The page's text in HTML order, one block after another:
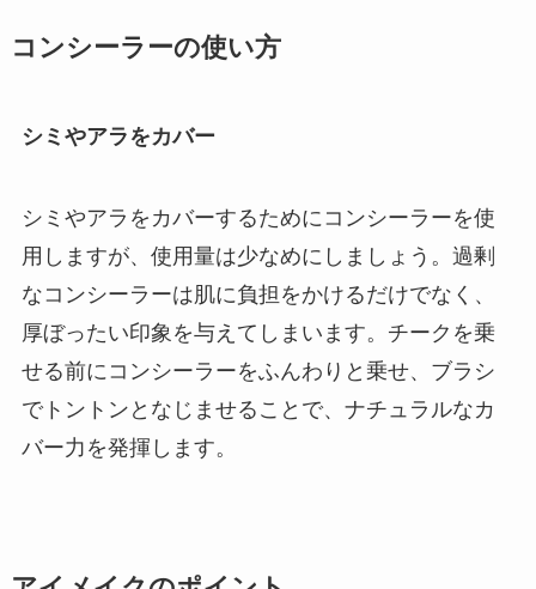
コンシーラーの使い方
シミやアラをカバー
シミやアラをカバーするためにコンシーラーを使
用しますが、使用量は少なめにしましょう。過剰
なコンシーラーは肌に負担をかけるだけでなく、
厚ぼったい印象を与えてしまいます。チークを乗
せる前にコンシーラーをふんわりと乗せ、ブラシ
でトントンとなじませることで、ナチュラルなカ
バー力を発揮します。